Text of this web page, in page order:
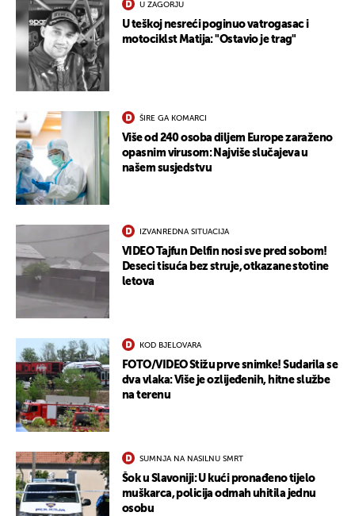
U ZAGORJU
U teškoj nesreći poginuo vatrogasac i
motociklst Matija: "Ostavio je trag"
ŠIRE GA KOMARCI
Više od 240 osoba diljem Europe zaraženo
opasnim virusom: Najviše slučajeva u
našem susjedstvu
IZVANREDNA SITUACIJA
VIDEO Tajfun Delfin nosi sve pred sobom!
Deseci tisuća bez struje, otkazane stotine
letova
KOD BJELOVARA
FOTO/VIDEO Stižu prve snimke! Sudarila se
dva vlaka: Više je ozlijeđenih, hitne službe
na terenu
SUMNJA NA NASILNU SMRT
Šok u Slavoniji: U kući pronađeno tijelo
muškarca, policija odmah uhitila jednu
osobu